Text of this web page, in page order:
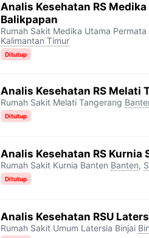
Analis Kesehatan RS
Balikpapan
Rumah Sakit Medika Utama
Kalimantan Timur
Ditutup
Analis Kesehatan RS Melati
Rumah Sakit Melati Tangerang
Ditutup
Analis Kesehatan RS Kurnia
Rumah Sakit Kurnia Banten Banten,
Ditutup
Analis Kesehatan RSU
Rumah Sakit Umum Latersia Binjai